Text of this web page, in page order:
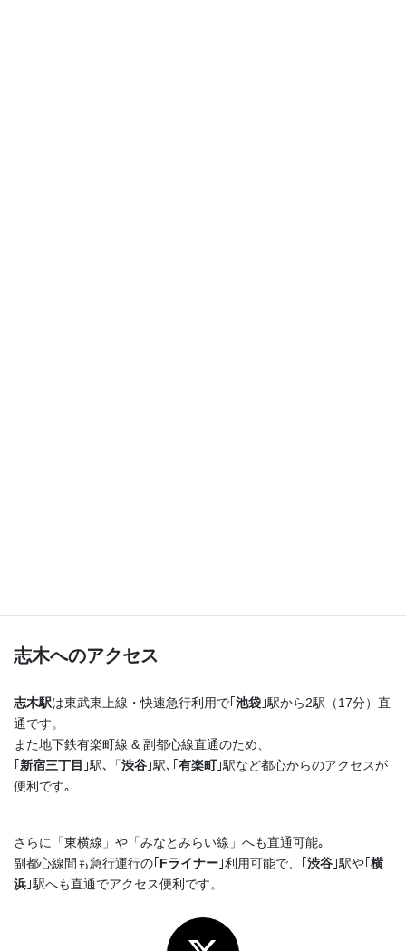
志木へのアクセス
志木駅は東武東上線・快速急行利用で｢ 池袋 ｣駅から2駅（17分）直
通です。
また地下鉄有楽町線 & 副都心線直通のため、
新宿三丁目 ｣駅､「渋谷 ｣駅､｢ 有楽町｣駅など都心からのアクセスが
便利です｡
さらに「東横線」や「みなとみらい線」へも直通可能｡
副都心線間も急行運行の｢ Fライナー ｣利用可能で、｢ 渋谷 ｣駅や｢ 横
浜 ｣駅へも直通でアクセス便利です。